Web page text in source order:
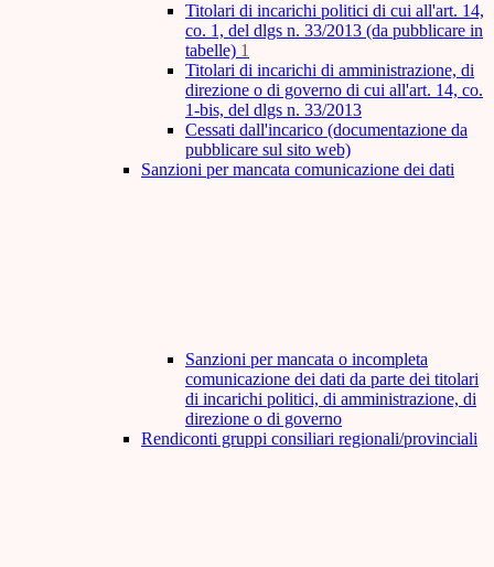
Titolari di incarichi politici di cui all'art. 14,
co. 1, del dlgs n. 33/2013 (da pubblicare in
tabelle) 1
Titolari di incarichi di amministrazione, di
direzione o di governo di cui all'art. 14, co.
1-bis, del dlgs n. 33/2013
Cessati dall'incarico (documentazione da
pubblicare sul sito web)
Sanzioni per mancata comunicazione dei dati
Sanzioni per mancata o incompleta
comunicazione dei dati da parte dei titolari
di incarichi politici, di amministrazione, di
direzione o di governo
Rendiconti gruppi consiliari regionali/provinciali